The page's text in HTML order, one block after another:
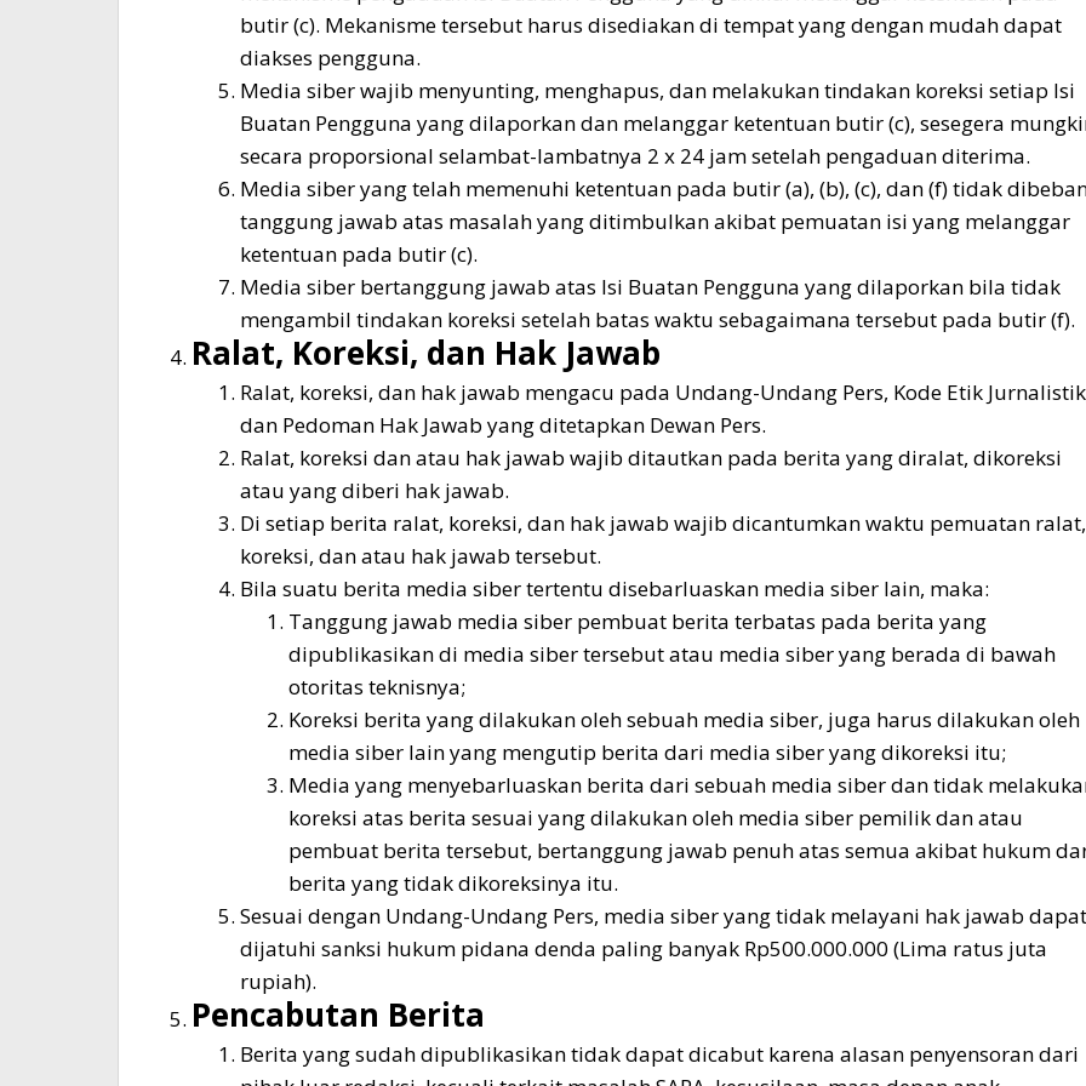
butir (c). Mekanisme tersebut harus disediakan di tempat yang dengan mudah dapat
diakses pengguna.
Media siber wajib menyunting, menghapus, dan melakukan tindakan koreksi setiap Isi
Buatan Pengguna yang dilaporkan dan melanggar ketentuan butir (c), sesegera
secara proporsional selambat-lambatnya 2 x 24 jam setelah pengaduan diterima.
Media siber yang telah memenuhi ketentuan pada butir (a), (b), (c), dan (f) tidak
tanggung jawab atas masalah yang ditimbulkan akibat pemuatan isi yang melanggar
ketentuan pada butir (c).
Media siber bertanggung jawab atas Isi Buatan Pengguna yang dilaporkan bila tidak
mengambil tindakan koreksi setelah batas waktu sebagaimana tersebut pada butir (f).
Ralat, Koreksi, dan Hak Jawab
Ralat, koreksi, dan hak jawab mengacu pada Undang-Undang Pers, Kode Etik
dan Pedoman Hak Jawab yang ditetapkan Dewan Pers.
Ralat, koreksi dan atau hak jawab wajib ditautkan pada berita yang diralat, dikoreksi
atau yang diberi hak jawab.
Di setiap berita ralat, koreksi, dan hak jawab wajib dicantumkan waktu pemuatan ralat,
koreksi, dan atau hak jawab tersebut.
Bila suatu berita media siber tertentu disebarluaskan media siber lain, maka:
Tanggung jawab media siber pembuat berita terbatas pada berita yang
dipublikasikan di media siber tersebut atau media siber yang berada di bawah
otoritas teknisnya;
Koreksi berita yang dilakukan oleh sebuah media siber, juga harus dilakukan oleh
media siber lain yang mengutip berita dari media siber yang dikoreksi itu;
Media yang menyebarluaskan berita dari sebuah media siber dan tidak
koreksi atas berita sesuai yang dilakukan oleh media siber pemilik dan atau
pembuat berita tersebut, bertanggung jawab penuh atas semua akibat hukum
berita yang tidak dikoreksinya itu.
Sesuai dengan Undang-Undang Pers, media siber yang tidak melayani hak jawab dapat
dijatuhi sanksi hukum pidana denda paling banyak Rp500.000.000 (Lima ratus juta
rupiah).
Pencabutan Berita
Berita yang sudah dipublikasikan tidak dapat dicabut karena alasan penyensoran dari